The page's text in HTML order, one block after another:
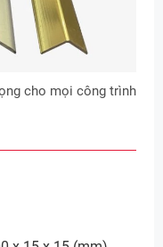
cho mọi công trình